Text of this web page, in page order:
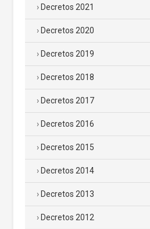
Decretos 2021
Decretos 2020
Decretos 2019
Decretos 2018
Decretos 2017
Decretos 2016
Decretos 2015
Decretos 2014
Decretos 2013
Decretos 2012